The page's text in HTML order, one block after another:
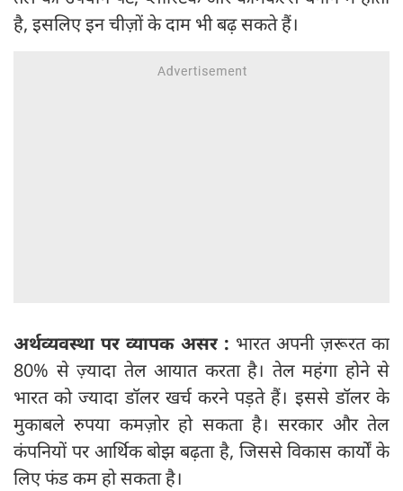
है, इसलिए इन चीज़ों के दाम भी बढ़ सकते हैं।
अर्थव्यवस्था पर व्यापक असर : भारत अपनी ज़रूरत का
80% से ज़्यादा तेल आयात करता है। तेल महंगा होने से
भारत को ज्यादा डॉलर खर्च करने पड़ते हैं। इससे डॉलर के
मुकाबले रुपया कमज़ोर हो सकता है। सरकार और तेल
कंपनियों पर आर्थिक बोझ बढ़ता है, जिससे विकास कार्यों के
लिए फंड कम हो सकता है।